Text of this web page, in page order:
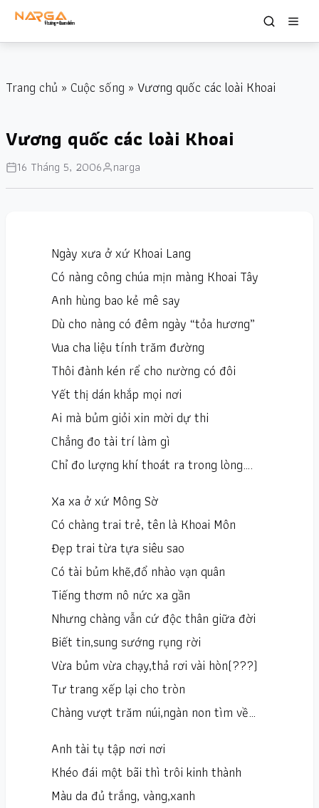
Trang chủ » Cuộc sống » Vương quốc các loài Khoai
Vương quốc các loài Khoai
16 Tháng 5, 2006 narga
Ngày xưa ở xứ Khoai Lang
Có nàng công chúa mịn màng Khoai Tây
Anh hùng bao kẻ mê say
Dù cho nàng có đêm ngày “tỏa hương”
Vua cha liệu tính trăm đường
Thôi đành kén rể cho nường có đôi
Yết thị dán khắp mọi nơi
Ai mà bủm giỏi xin mời dự thi
Chẳng đo tài trí làm gì
Chỉ đo lượng khí thoát ra trong lòng….
Xa xa ở xứ Mông Sờ
Có chàng trai trẻ, tên là Khoai Môn
Đẹp trai từa tựa siêu sao
Có tài bủm khẽ,đổ nhào vạn quân
Tiếng thơm nô nức xa gần
Nhưng chàng vẫn cứ độc thân giữa đời
Biết tin,sung sướng rụng rời
Vừa bủm vừa chạy,thả rơi vài hòn(???)
Tư trang xếp lại cho tròn
Chàng vượt trăm núi,ngàn non tìm về…
Anh tài tụ tập nơi nơi
Khéo đái một bãi thì trôi kinh thành
Màu da đủ trắng, vàng,xanh